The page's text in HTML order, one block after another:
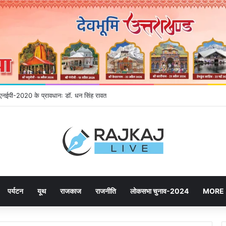
रही जनता, महायोजना-2041 पर दूसरे चरण की सुनवाई में बढ़ी भागीदारी
पर्यटन यूथ राजकाज राजनीति लोकसभा चुनाव-2024 MORE